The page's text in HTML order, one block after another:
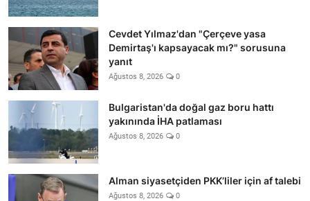
Cevdet Yılmaz'dan "Çerçeve yasa
Demirtaş'ı kapsayacak mı?" sorusuna
yanıt
Ağustos 8, 2026 0
Bulgaristan'da doğal gaz boru hattı
yakınında İHA patlaması
Ağustos 8, 2026 0
Alman siyasetçiden PKK’liler için af talebi
Ağustos 8, 2026 0